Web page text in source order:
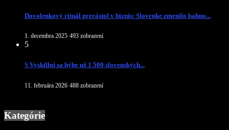
Dovolenkový rituál prerástol v biznis: Slovenke zmenilo bahno...
1. decembra 2025 493 zobrazení
5
S Vyskilluj sa hýbe už 1 500 slovenských...
11. februára 2026 488 zobrazení
Kategórie